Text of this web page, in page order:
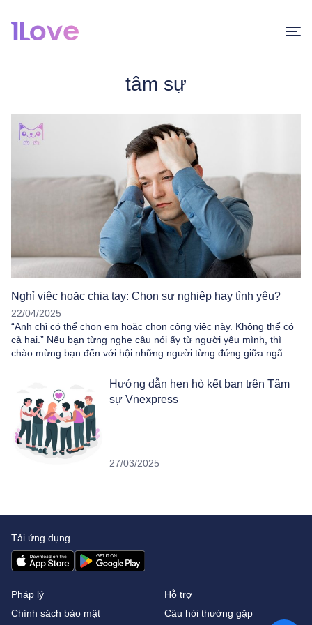
tâm sự
Nghỉ việc hoặc chia tay: Chọn sự nghiệp hay tình yêu?
22/04/2025
“Anh chỉ có thể chọn em hoặc chọn công việc này. Không thể có
cả hai.” Nếu bạn từng nghe câu nói ấy từ người yêu mình, thì
chào mừng bạn đến với hội những người từng đứng giữa ngã…
Hướng dẫn hẹn hò kết bạn trên Tâm
sự Vnexpress
27/03/2025
Tải ứng dụng
Pháp lý
Chính sách bảo mật
Hỗ trợ
Câu hỏi thường gặp